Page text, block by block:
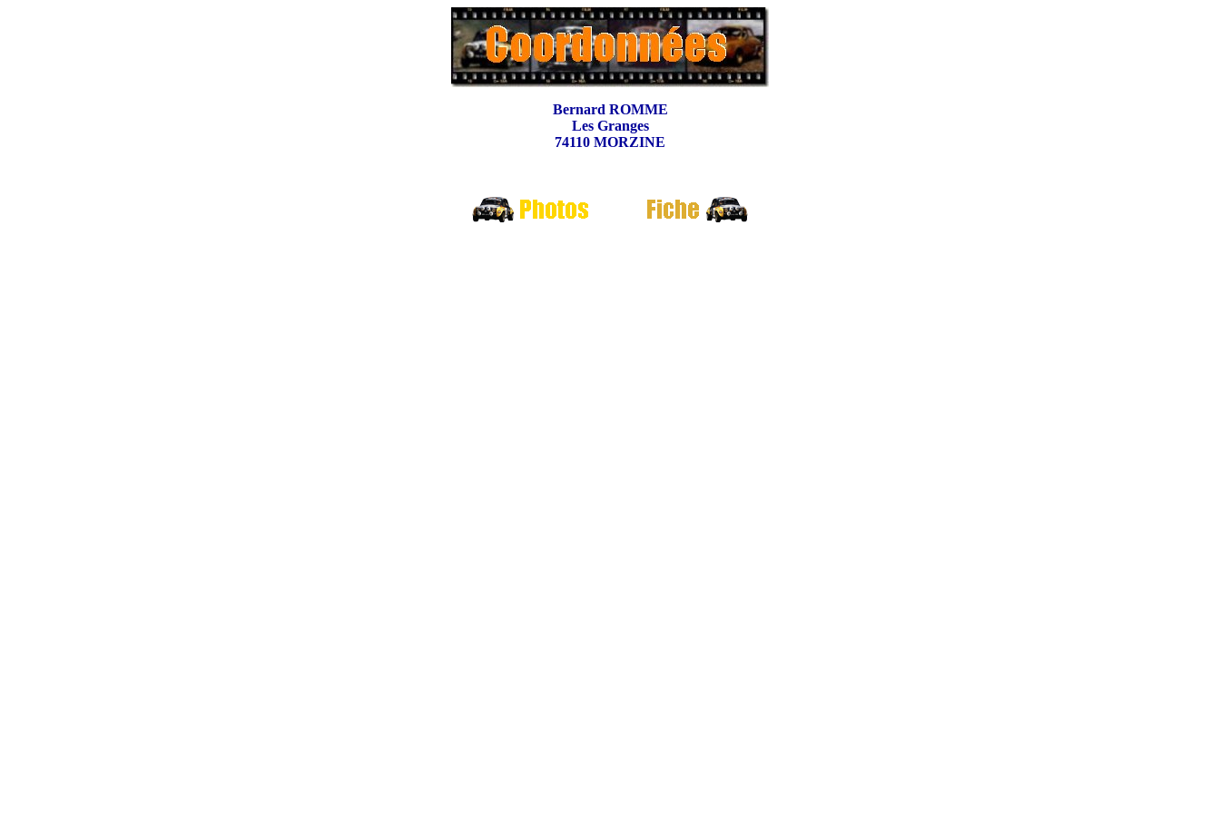
Bernard ROMME
Les Granges
74110 MORZINE